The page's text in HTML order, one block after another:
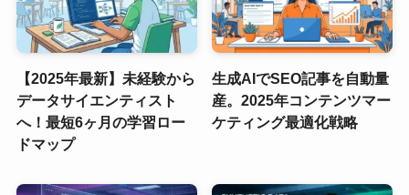
【2025年最新】未経験から
データサイエンティスト
へ！最短6ヶ月の学習ロー
ドマップ
生成AIでSEO記事を自動量
産。2025年コンテンツマー
ケティング最適化戦略